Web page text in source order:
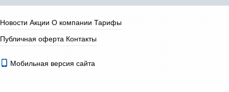
Новости Акции О компании Тарифы
Публичная оферта Контакты
Мобильная версия сайта